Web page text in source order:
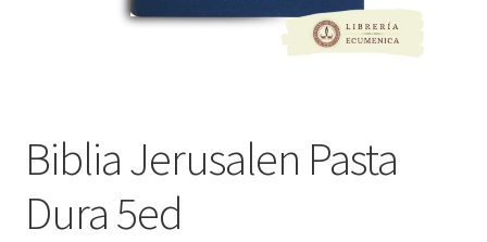
Biblia Jerusalen Pasta
Dura 5ed